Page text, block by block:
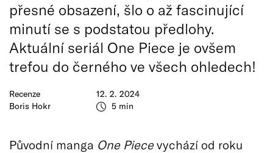
Recenze
Boris Hokr
12. 2. 2024
5 min
přesné obsazení, šlo o až fascinující
minutí se s podstatou předlohy.
Aktuální seriál One Piece je ovšem
trefou do černého ve všech ohledech!
Původní manga One Piecevychází od roku